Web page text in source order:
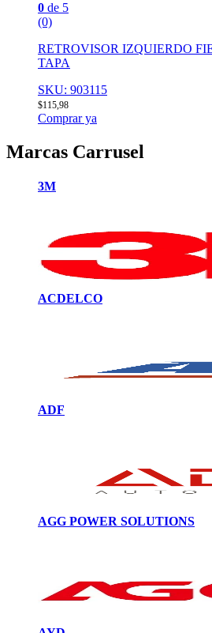
0 de 5
(0)
RETROVISOR IZQUIERDO
TAPA
SKU: 903115
$115,98
Comprar ya
Marcas Carrusel
3M
ACDELCO
ADF
AGG POWER SOLUTIONS